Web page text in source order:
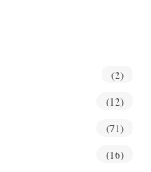
(2)
(12)
(71)
(16)